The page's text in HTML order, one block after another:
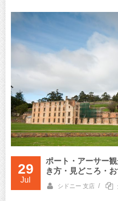
29
Jul
ポート・アーサー
き方・見どころ・
シドニー 支店 /